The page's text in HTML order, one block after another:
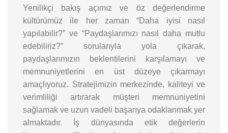
Yenilikçi bakış açımız ve öz değerlendirme
kültürümüz ile her zaman “Daha iyisi nasıl
yapılabilir?” ve “Paydaşlarımızı nasıl daha mutlu
edebiliriz?” sorularıyla yola çıkarak,
paydaşlarımızın beklentilerini karşılamayı ve
memnuniyetlerini en üst düzeye çıkarmayı
amaçlıyoruz. Stratejimizin merkezinde, kaliteyi ve
verimliliği artırarak müşteri memnuniyetini
sağlamak ve uzun vadeli başarıya odaklanmak yer
almaktadır. İş dünyasında etik değerlerin